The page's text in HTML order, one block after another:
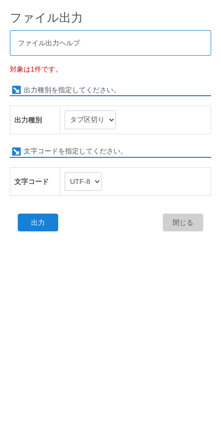
ファイル出力
ファイル出力ヘルプ
対象は1件です。
出力種別を指定してください。
出力種別
文字コードを指定してください。
文字コード